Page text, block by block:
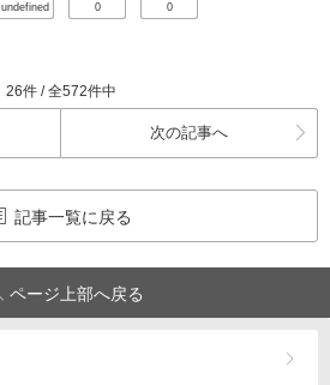
undefined 0 0
26件 / 全572件中
次の記事へ
記事一覧に戻る
ページ上部へ戻る